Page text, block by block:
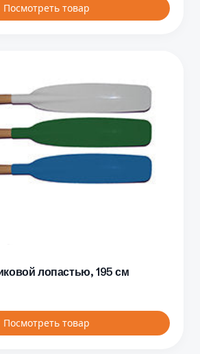
Посмотреть товар
лопастью, 195 см
Посмотреть товар